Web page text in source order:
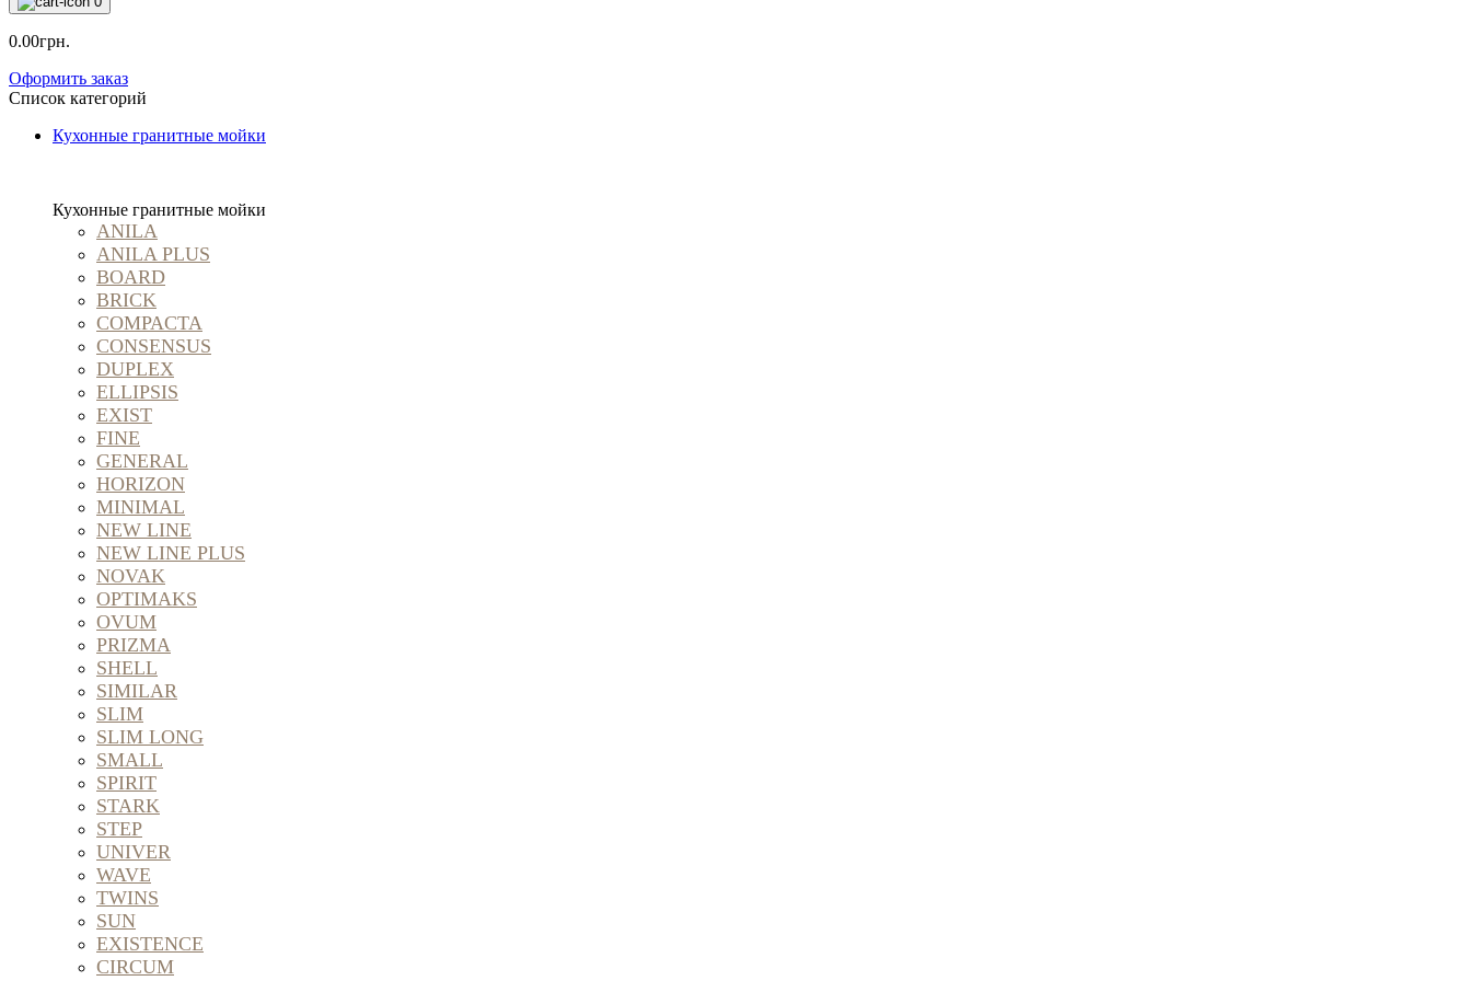
0.00грн.
Оформить заказ
Список категорий
Кухонные гранитные мойки
Кухонные гранитные мойки
ANILA
ANILA PLUS
BOARD
BRICK
COMPACTA
CONSENSUS
DUPLEX
ELLIPSIS
EXIST
FINE
GENERAL
HORIZON
MINIMAL
NEW LINE
NEW LINE PLUS
NOVAK
OPTIMAKS
OVUM
PRIZMA
SHELL
SIMILAR
SLIM
SLIM LONG
SMALL
SPIRIT
STARK
STEP
UNIVER
WAVE
TWINS
SUN
EXISTENCE
CIRCUM